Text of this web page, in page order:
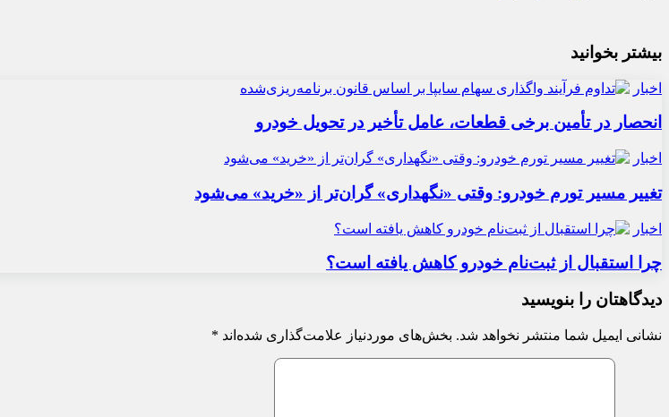
بیشتر بخوانید
اخبار
انحصار در تأمین برخی قطعات، عامل تأخیر در تحویل خودرو
اخبار
تغییر مسیر تورم خودرو: وقتی «نگهداری» گران‌تر از «خرید» می‌شود
اخبار
چرا استقبال از ثبت‌نام خودرو کاهش یافته است؟
دیدگاهتان را بنویسید
نشانی ایمیل شما منتشر نخواهد شد. بخش‌های موردنیاز علامت‌گذاری شده‌اند *